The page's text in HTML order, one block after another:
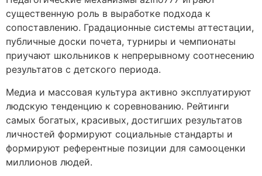
существенную роль в выработке подхода к
сопоставлению. Градационные системы аттестации,
публичные доски почета, турниры и чемпионаты
приучают школьников к непрерывному соотнесению
результатов с детского периода.
Медиа и массовая культура активно эксплуатируют
людскую тенденцию к соревнованию. Рейтинги
самых богатых, красивых, достигших результатов
личностей формируют социальные стандарты и
формируют референтные позиции для самооценки
миллионов людей.